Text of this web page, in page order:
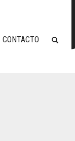
CONTACTO